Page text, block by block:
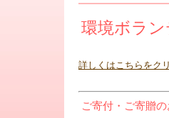
環境ボラ
詳しくはこちらをク
ご寄付・ご寄贈